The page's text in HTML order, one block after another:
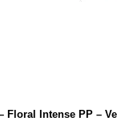
Floral Intense PP –